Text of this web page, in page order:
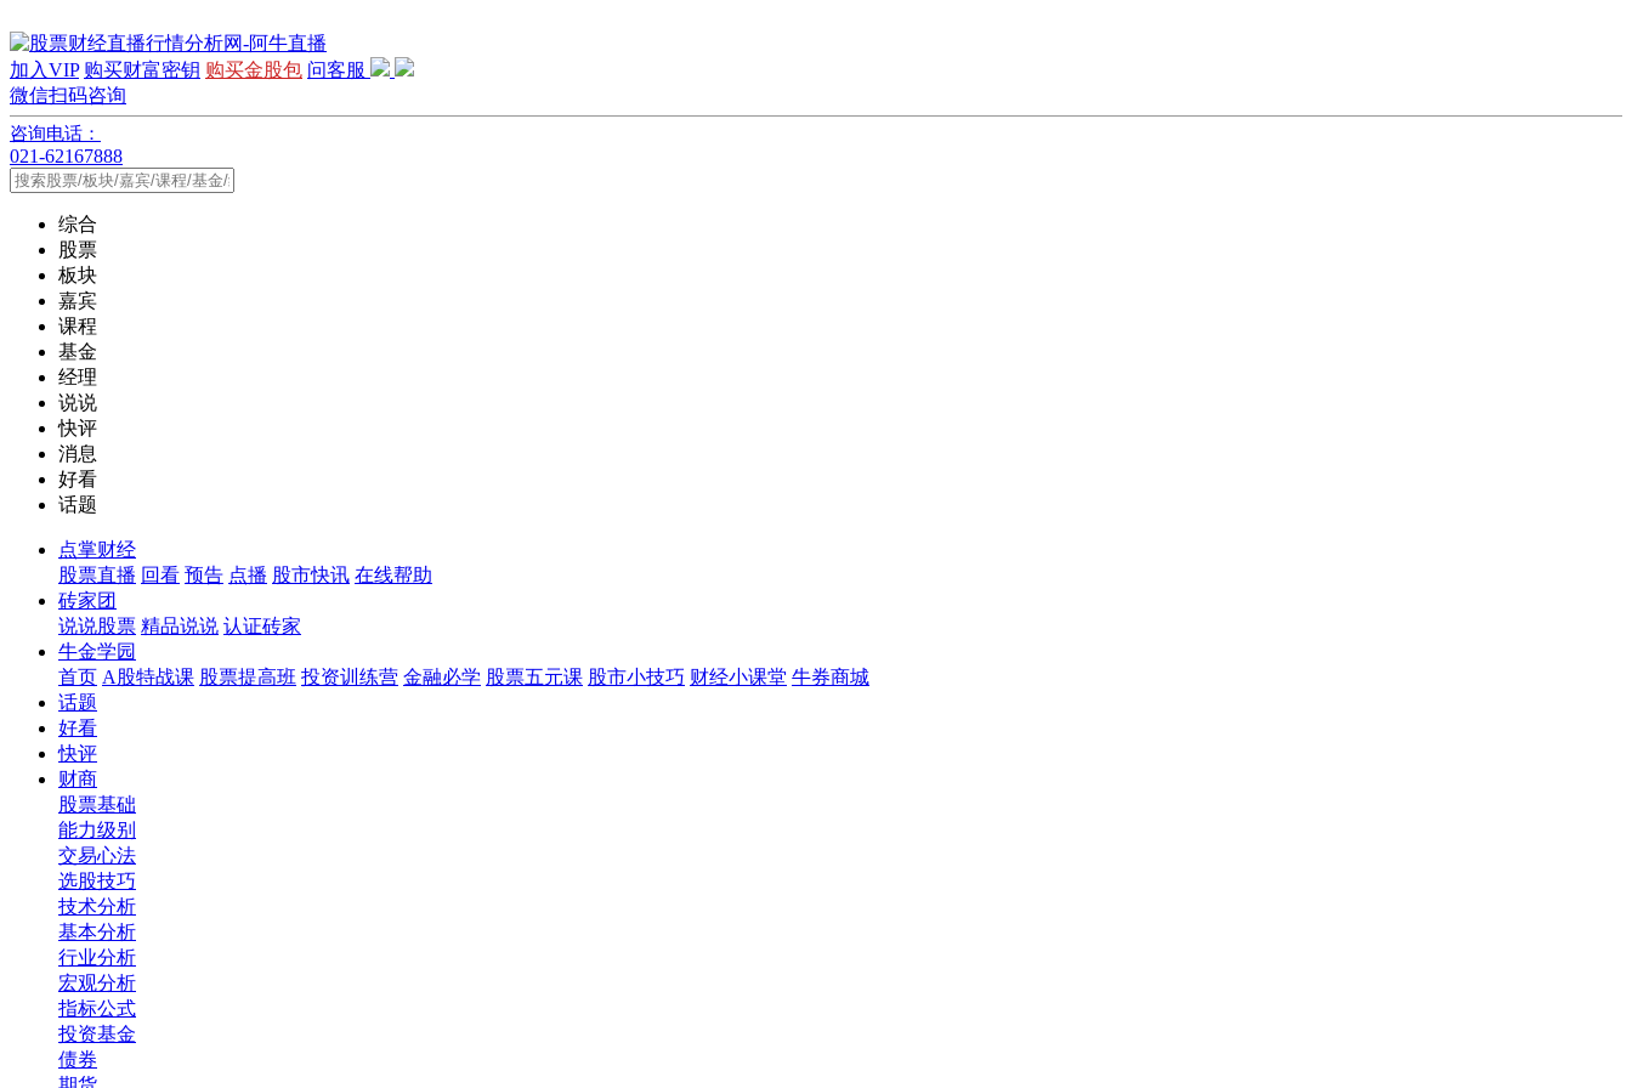
加入VIP 购买财富密钥 购买金股包 问客服
微信扫码咨询
咨询电话：
021-62167888
综合
股票
板块
嘉宾
课程
基金
经理
说说
快评
消息
好看
话题
点掌财经
股票直播 回看 预告 点播 股市快讯 在线帮助
砖家团
说说股票 精品说说 认证砖家
牛金学园
首页 A股特战课 股票提高班 投资训练营 金融必学 股票五元课 股市小技巧 财经小课堂 牛券商城
话题
好看
快评
财商
股票基础
能力级别
交易心法
选股技巧
技术分析
基本分析
行业分析
宏观分析
指标公式
投资基金
债券